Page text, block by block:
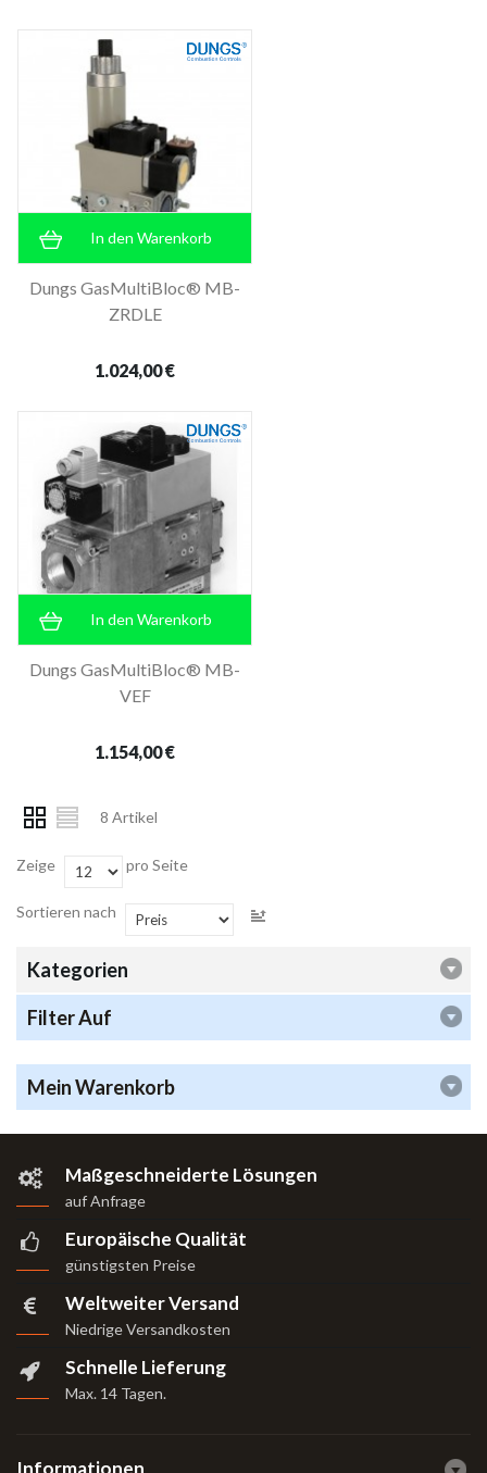
In den Warenkorb
Dungs GasMultiBloc® MB-
ZRDLE
1.024,00 €
In den Warenkorb
Dungs GasMultiBloc® MB-
VEF
1.154,00 €
8 Artikel
Zeige pro Seite
Sortieren nach
Kategorien
Filter Auf
Mein Warenkorb
Maßgeschneiderte Lösungen
auf Anfrage
Europäische Qualität
günstigsten Preise
Weltweiter Versand
Niedrige Versandkosten
Schnelle Lieferung
Max. 14 Tagen.